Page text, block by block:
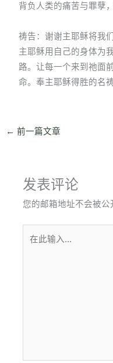
背负人类的痛苦与罪孽
祷告：谢谢主耶稣将我
主耶稣用自己的身体为
路。让每一个来到祂面
命。奉主耶稣得胜的名
← 前一篇文章
发表评论
您的邮箱地址不会被公